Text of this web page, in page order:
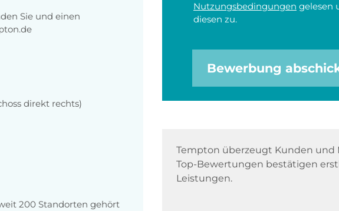
Sie und einen
direkt rechts)
200 Standorten gehört
Nutzungsbedingungen gelesen
diesen zu.
Bewerbung
Tempton überzeugt Kunden und
Top-Bewertungen bestätigen
Leistungen.